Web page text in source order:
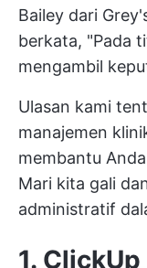
Bailey dari
berkata, "Pada
mengambil
Ulasan kami
manajemen
membantu
Mari kita gali
administratif
1. ClickUp